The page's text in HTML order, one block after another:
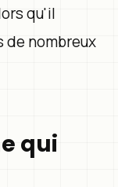
qu'il
de nombreux
qui